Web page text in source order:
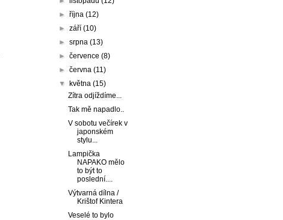
►října(12)
►září(10)
►srpna(13)
►července(8)
►června(11)
▼ května(15)
Zítra odjíždíme...
Tak mě napadlo..
V sobotu večírek v
japonském
stylu...
Lampička
NAPAKO mělo
to být to
poslední....
Výtvarná dílna /
Krištof Kintera
Veselé to bylo